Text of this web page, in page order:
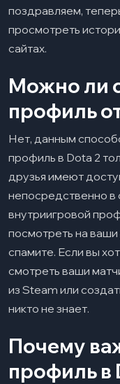
поздравляем,
просмотреть
сайтах.
Можно ли
профиль
Нет, данным
профиль в Dota 2
друзья имеют
непосредственно в
внутриигровой
посмотреть на ваши
спамите. Если вы
смотреть ваши
из Steam или
никто не знает.
Почему
профиль в